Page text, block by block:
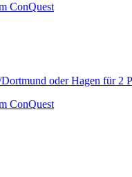
ConQuest
oder Hagen für 2
ConQuest